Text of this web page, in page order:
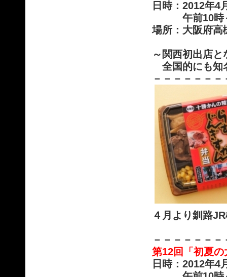
日時：2012年4
午前10時～
場所：大阪府
～関西初出店と
全国的にも知
－－－－－－
４月より釧路
－－－－－－
第12回「初夏
日時：2012年4